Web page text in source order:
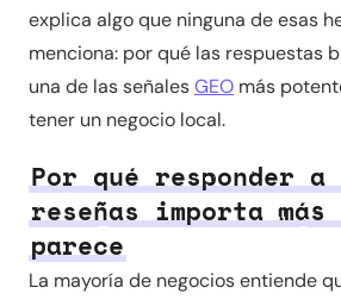
explica algo que ninguna de esas
menciona: por qué las respuestas
una de las señalesGEO más
tener un negocio local.
Por qué responder
reseñas importa
parece
La mayoría de negocios entiende